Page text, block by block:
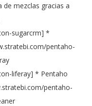
mezclas gracias a
sugarcrm] *
pentaho-
liferay] * Pentaho
pentaho-